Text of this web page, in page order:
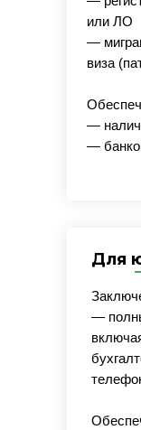
Для
или ЛО
—
виза
—
—
—